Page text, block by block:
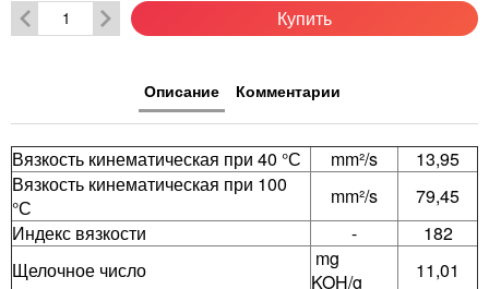
Купить
Описание Комментарии
Вязкость кинематическая при 40 °С mm²/s
13,95
Вязкость кинематическая при 100
°С
mm²/s
79,45
Индекс вязкости
-
182
Щелочное число
mg
KOH/g
11,01